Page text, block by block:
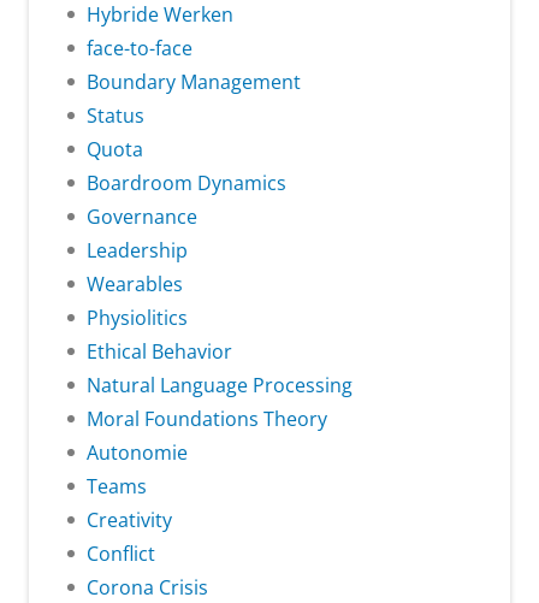
Hybride Werken
face-to-face
Boundary Management
Status
Quota
Boardroom Dynamics
Governance
Leadership
Wearables
Physiolitics
Ethical Behavior
Natural Language Processing
Moral Foundations Theory
Autonomie
Teams
Creativity
Conflict
Corona Crisis